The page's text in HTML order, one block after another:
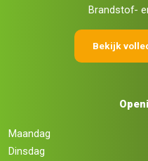
Brandstof-
Bekijk
Maandag
Dinsdag